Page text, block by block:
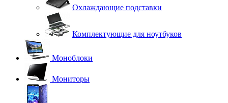
Охлаждающие подставки
Комплектующие для ноутбуков
Моноблоки
Мониторы